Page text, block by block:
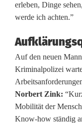
:
n
d
r
e
erleben, Dinge
werde ich achten.”
Auf den neuen
Kriminalpolizei
Norbert Zink:
Mobilität der
Know-how ständig